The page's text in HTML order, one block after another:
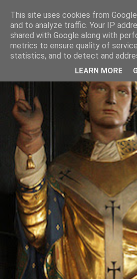
This site uses cookies from
and to analyze traffic. Your IP
shared with Google along with
metrics to ensure quality of
statistics, and to detect and
LEARN MORE